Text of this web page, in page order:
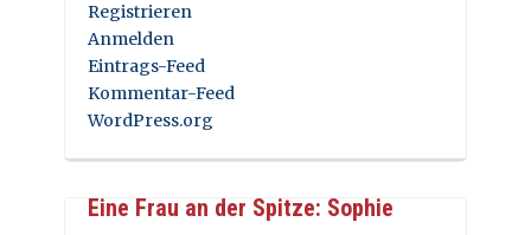
Registrieren
Anmelden
Eintrags-Feed
Kommentar-Feed
WordPress.org
Eine Frau an der Spitze: Sophie